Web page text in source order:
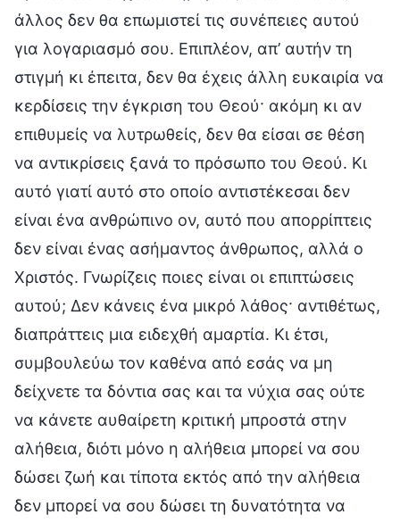
άλλος δεν θα επωμιστεί τις συνέπειες αυτού
για λογαριασμό σου. Επιπλέον, απ’ αυτήν τη
στιγμή κι έπειτα, δεν θα έχεις άλλη ευκαιρία να
κερδίσεις την έγκριση του Θεού· ακόμη κι αν
επιθυμείς να λυτρωθείς, δεν θα είσαι σε θέση
να αντικρίσεις ξανά το πρόσωπο του Θεού. Κι
αυτό γιατί αυτό στο οποίο αντιστέκεσαι δεν
είναι ένα ανθρώπινο ον, αυτό που απορρίπτεις
δεν είναι ένας ασήμαντος άνθρωπος, αλλά ο
Χριστός. Γνωρίζεις ποιες είναι οι επιπτώσεις
αυτού; Δεν κάνεις ένα μικρό λάθος· αντιθέτως,
διαπράττεις μια ειδεχθή αμαρτία. Κι έτσι,
συμβουλεύω τον καθένα από εσάς να μη
δείχνετε τα δόντια σας και τα νύχια σας ούτε
να κάνετε αυθαίρετη κριτική μπροστά στην
αλήθεια, διότι μόνο η αλήθεια μπορεί να σου
δώσει ζωή και τίποτα εκτός από την αλήθεια
δεν μπορεί να σου δώσει τη δυνατότητα να